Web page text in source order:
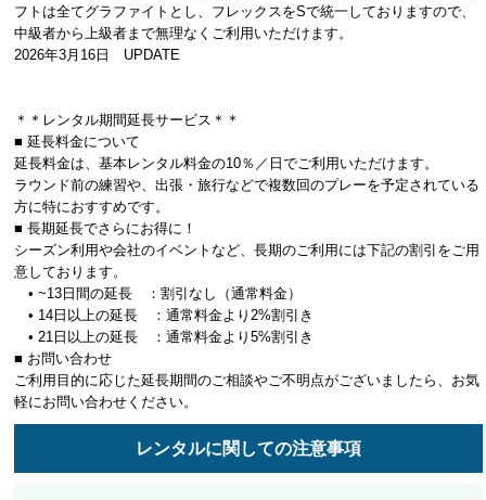
フトは全てグラファイトとし、フレックスをSで統一しておりますので、
中級者から上級者まで無理なくご利用いただけます。
2026年3月16日 UPDATE
＊＊レンタル期間延長サービス＊＊
■ 延長料金について
延長料金は、基本レンタル料金の10％／日でご利用いただけます。
ラウンド前の練習や、出張・旅行などで複数回のプレーを予定されている
方に特におすすめです。
■ 長期延長でさらにお得に！
シーズン利用や会社のイベントなど、長期のご利用には下記の割引をご用
意しております。
• ~13日間の延長 ：割引なし（通常料金）
• 14日以上の延長 ：通常料金より2%割引き
• 21日以上の延長 ：通常料金より5%割引き
■ お問い合わせ
ご利用目的に応じた延長期間のご相談やご不明点がございましたら、お気
軽にお問い合わせください。
レンタルに関しての注意事項